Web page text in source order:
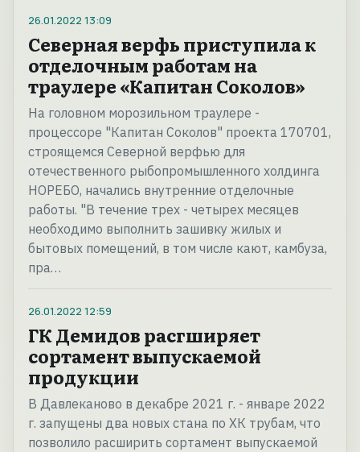
26.01.2022 13:09
Северная верфь приступила к
отделочным работам на
траулере «Капитан Соколов»
На головном морозильном траулере -
процессоре "Капитан Соколов" проекта 170701,
строящемся Северной верфью для
отечественного рыбопромышленного холдинга
НОРЕБО, начались внутренние отделочные
работы. "В течение трех - четырех месяцев
необходимо выполнить зашивку жилых и
бытовых помещений, в том числе кают, камбуза,
пра…
26.01.2022 12:59
ГК Демидов расгширяет
сортамент выпускаемой
продукции
В Давлеканово в декабре 2021 г. - январе 2022
г. запущены два новых стана по ХК трубам, что
позволило расширить сортамент выпускаемой